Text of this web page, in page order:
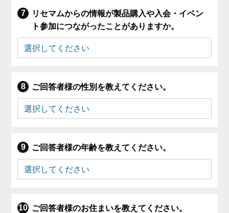
リセマムからの情報が製品購入や入会・イベン
ト参加につながったことがありますか。
ご回答者様の性別を教えてください。
ご回答者様の年齢を教えてください。
ご回答者様のお住まいを教えてください。